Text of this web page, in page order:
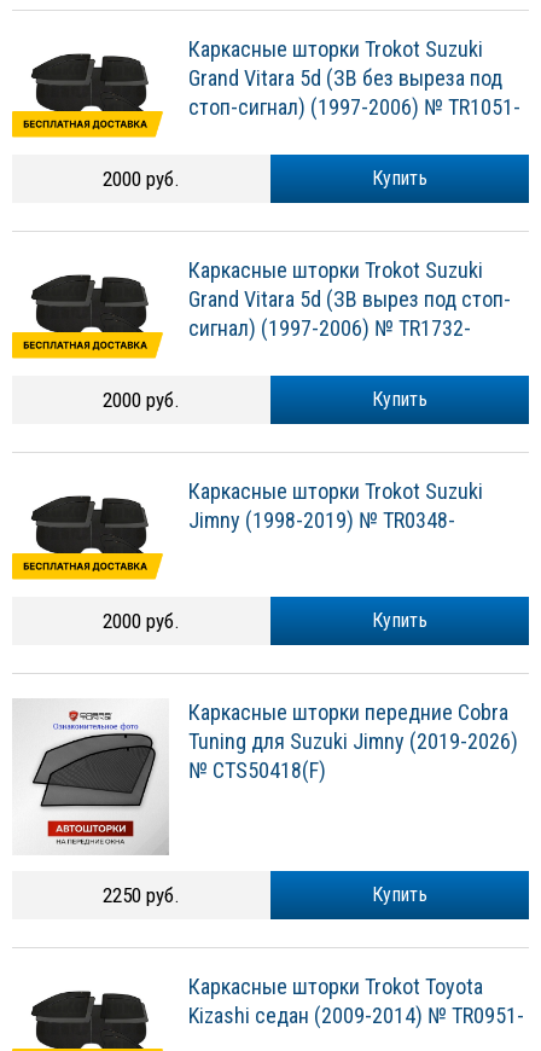
Каркасные шторки Trokot Suzuki
Grand Vitara 5d (ЗВ без выреза под
стоп-сигнал) (1997-2006) № TR1051-
Купить
2000 руб.
Каркасные шторки Trokot Suzuki
Grand Vitara 5d (ЗВ вырез под стоп-
сигнал) (1997-2006) № TR1732-
Купить
2000 руб.
Каркасные шторки Trokot Suzuki
Jimny (1998-2019) № TR0348-
Купить
2000 руб.
Каркасные шторки передние Cobra
Tuning для Suzuki Jimny (2019-2026)
№ CTS50418(F)
Купить
2250 руб.
Каркасные шторки Trokot Toyota
Kizashi седан (2009-2014) № TR0951-